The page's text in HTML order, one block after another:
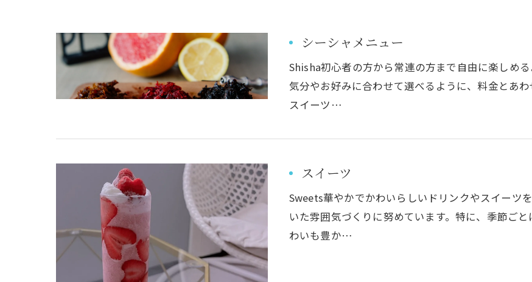
シーシャメニュー
Shisha初心者の方から常連の方まで自由に楽しめ
気分やお好みに合わせて選べるように、料金とあ
スイーツ…
スイーツ
Sweets華やかでかわいらしいドリンクやスイーツ
いた雰囲気づくりに努めています。特に、季節ご
わいも豊か…